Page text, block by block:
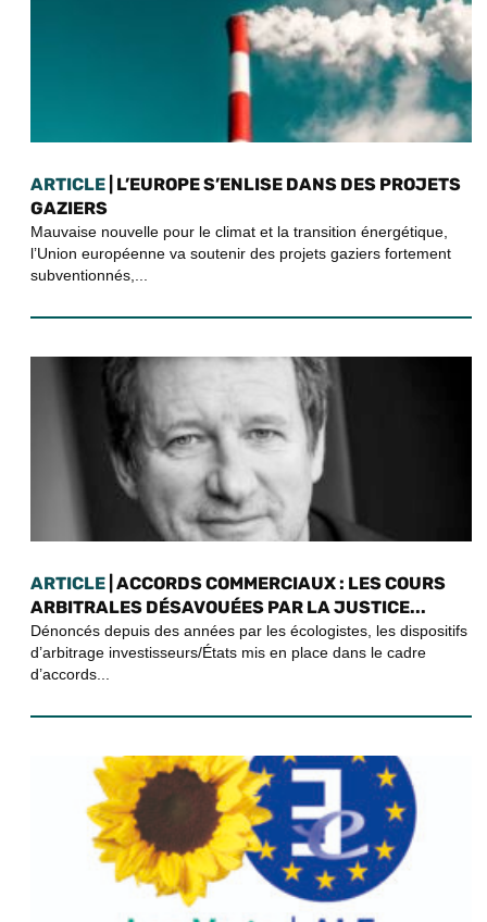
ARTICLE | L’EUROPE S’ENLISE DANS DES PROJETS
GAZIERS
Mauvaise nouvelle pour le climat et la transition énergétique,
l’Union européenne va soutenir des projets gaziers fortement
subventionnés,...
ARTICLE | ACCORDS COMMERCIAUX : LES COURS
ARBITRALES DÉSAVOUÉES PAR LA JUSTICE...
Dénoncés depuis des années par les écologistes, les dispositifs
d’arbitrage investisseurs/États mis en place dans le cadre
d’accords...